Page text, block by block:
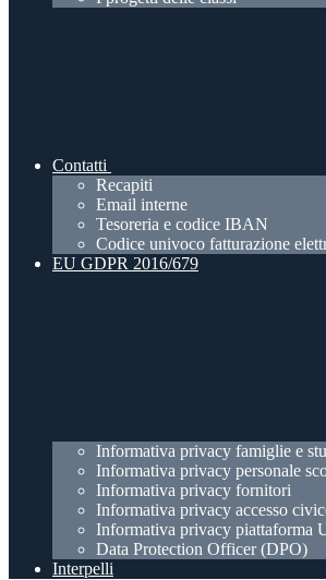
Contatti
Recapiti
Email interne
Tesoreria e codice IBAN
Codice univoco fatturazione
EU GDPR 2016/679
Informativa privacy famiglie e
Informativa privacy personale
Informativa privacy fornitori
Informativa privacy accesso
Informativa privacy piattaforma
Data Protection Officer (DPO)
Interpelli